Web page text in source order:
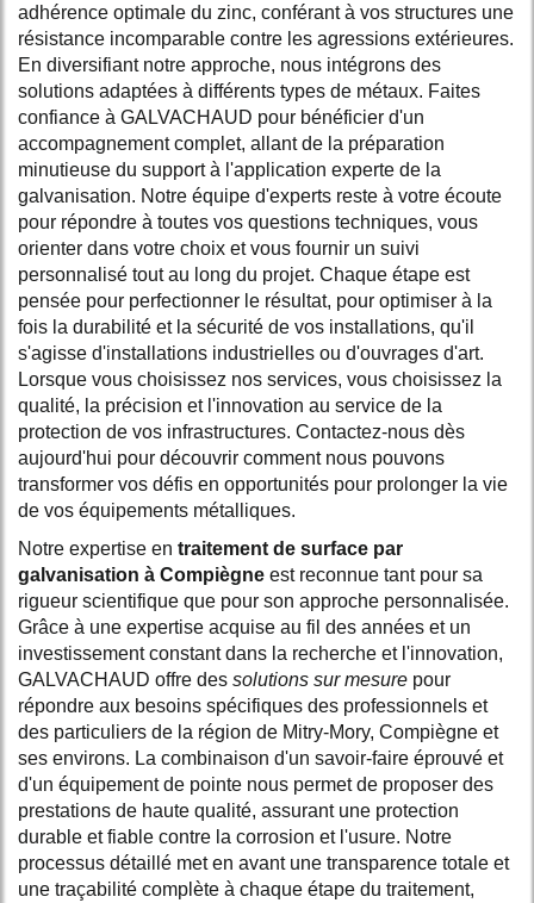
adhérence optimale du zinc, conférant à vos structures une
résistance incomparable contre les agressions extérieures.
En diversifiant notre approche, nous intégrons des
solutions adaptées à différents types de métaux. Faites
confiance à GALVACHAUD pour bénéficier d'un
accompagnement complet, allant de la préparation
minutieuse du support à l'application experte de la
galvanisation. Notre équipe d'experts reste à votre écoute
pour répondre à toutes vos questions techniques, vous
orienter dans votre choix et vous fournir un suivi
personnalisé tout au long du projet. Chaque étape est
pensée pour perfectionner le résultat, pour optimiser à la
fois la durabilité et la sécurité de vos installations, qu'il
s'agisse d'installations industrielles ou d'ouvrages d'art.
Lorsque vous choisissez nos services, vous choisissez la
qualité, la précision et l'innovation au service de la
protection de vos infrastructures. Contactez-nous dès
aujourd'hui pour découvrir comment nous pouvons
transformer vos défis en opportunités pour prolonger la vie
de vos équipements métalliques.
Notre expertise en traitement de surface par
galvanisation à Compiègne est reconnue tant pour sa
rigueur scientifique que pour son approche personnalisée.
Grâce à une expertise acquise au fil des années et un
investissement constant dans la recherche et l'innovation,
GALVACHAUD offre des solutions sur mesure pour
répondre aux besoins spécifiques des professionnels et
des particuliers de la région de Mitry-Mory, Compiègne et
ses environs. La combinaison d'un savoir-faire éprouvé et
d'un équipement de pointe nous permet de proposer des
prestations de haute qualité, assurant une protection
durable et fiable contre la corrosion et l'usure. Notre
processus détaillé met en avant une transparence totale et
une traçabilité complète à chaque étape du traitement,